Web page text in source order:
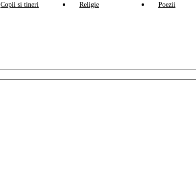
Copii si tineri Religie Poezii